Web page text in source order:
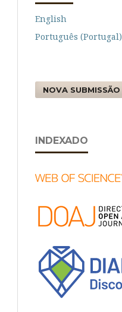
English
Português (Portugal)
NOVA SUBMISSÃO
INDEXADO